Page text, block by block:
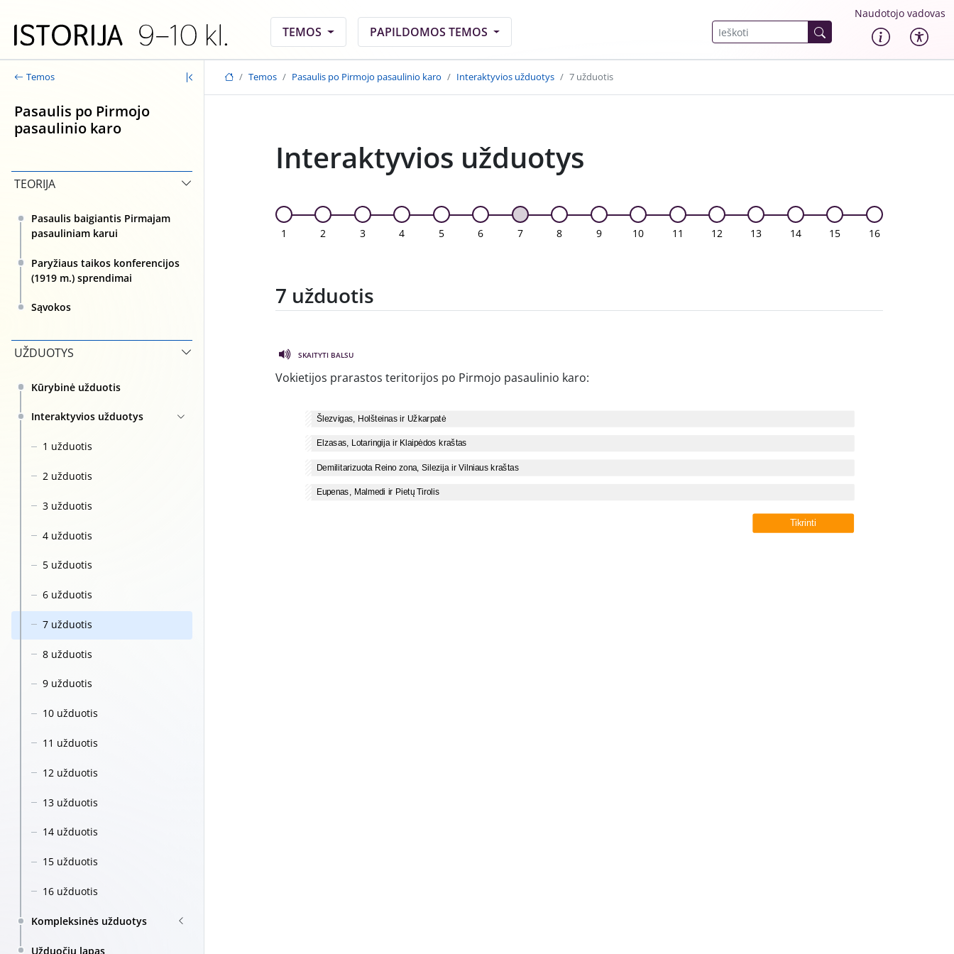
TEMOS
PAPILDOMOS TEMOS
Naudotojo vadovas
Temos
Pasaulis po Pirmojo
pasaulinio karo
TEORIJA
Pasaulis baigiantis Pirmajam
pasauliniam karui
Paryžiaus taikos konferencijos
(1919 m.) sprendimai
Sąvokos
UŽDUOTYS
Kūrybinė užduotis
Interaktyvios užduotys
1 užduotis
2 užduotis
3 užduotis
4 užduotis
5 užduotis
6 užduotis
7 užduotis
8 užduotis
9 užduotis
10 užduotis
11 užduotis
12 užduotis
13 užduotis
14 užduotis
15 užduotis
16 užduotis
Kompleksinės užduotys
Užduočių lapas
Temos Pasaulis po Pirmojo pasaulinio karo Interaktyvios užduotys 7 užduotis
Interaktyvios užduotys
1 2 3 4 5 6 7 8 9 10 11 12 13 14 15 16
7 užduotis
SKAITYTI BALSU
Vokietijos prarastos teritorijos po Pirmojo pasaulinio karo: